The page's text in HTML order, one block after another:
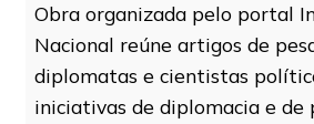
Obra organizada pelo portal
Nacional reúne artigos de
diplomatas e cientistas
iniciativas de diplomacia e de